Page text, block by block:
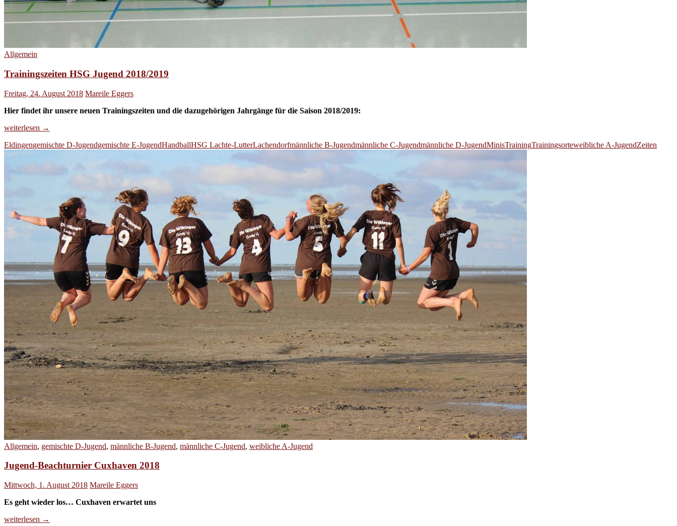
Allgemein
Trainingszeiten HSG Jugend 2018/2019
Freitag, 24. August 2018 Mareile Eggers
Hier findet ihr unsere neuen Trainingszeiten und die dazugehörigen Jahrgänge für die Saison 2018/2019:
Trainingszeiten
Jugend
weiterlesen →
Eldingengemischte D-Jugendgemischte E-JugendHandballHSG Lachte-LutterLachendorfmännliche B-Jugendmännliche C-Jugendmännliche D-JugendMinisTrainingTrainingsorteweibliche A-JugendZeiten
Allgemein, gemischte D-Jugend, männliche B-Jugend, männliche C-Jugend, weibliche A-Jugend
Jugend-Beachturnier Cuxhaven 2018
Mittwoch, 1. August 2018 Mareile Eggers
Es geht wieder los… Cuxhaven erwartet uns
Jugend-
weiterlesen →